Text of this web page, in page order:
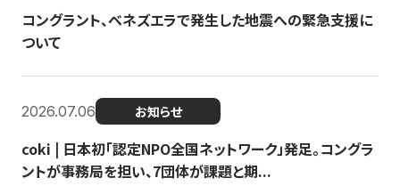
コングラント、ベネズエラで発生した地震への緊急支援に
ついて
2026.07.06 お知らせ
coki | 日本初「認定NPO全国ネットワーク」発足。コングラ
ントが事務局を担い、7団体が課題と期...